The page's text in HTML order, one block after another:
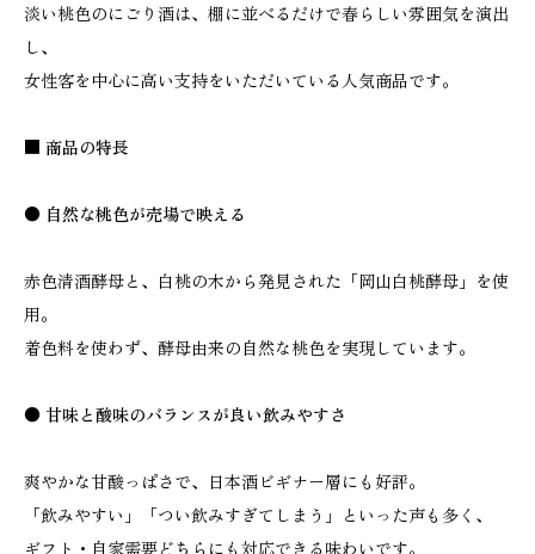
淡い桃色のにごり酒は、棚に並べるだけで春らしい雰囲気を演出
し、
女性客を中心に高い支持をいただいている人気商品です。
■ 商品の特長
● 自然な桃色が売場で映える
赤色清酒酵母と、白桃の木から発見された「岡山白桃酵母」を使
用。
着色料を使わず、酵母由来の自然な桃色を実現しています。
● 甘味と酸味のバランスが良い飲みやすさ
爽やかな甘酸っぱさで、日本酒ビギナー層にも好評。
「飲みやすい」「つい飲みすぎてしまう」といった声も多く、
ギフト・自家需要どちらにも対応できる味わいです。